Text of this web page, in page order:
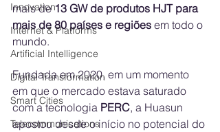
Innovation
Internet & Platforms
Artificial Intelligence
Digital Transformation
Smart Cities
Telecommunications
mais de 13 GW de produtos HJT para
mais de 80 países e regiões em todo o
mundo.
Fundada em 2020, em um momento
em que o mercado estava saturado
com a tecnologia PERC, a Huasun
apostou desde o início no potencial do